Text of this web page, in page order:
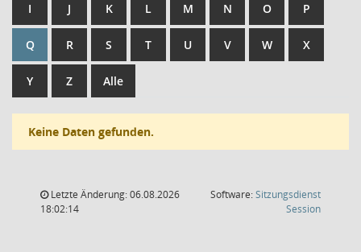
I J K L M N O P
Q R S T U V W X
Y Z Alle
Keine Daten gefunden.
Letzte Änderung: 06.08.2026
18:02:14
Software:Sitzungsdienst
Session(Wird in